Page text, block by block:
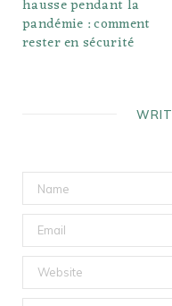
hausse pendant la
pandémie : comment
rester en sécurité